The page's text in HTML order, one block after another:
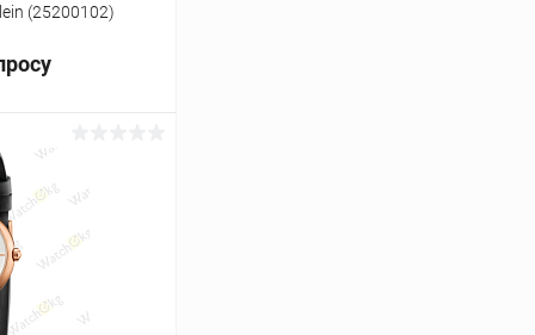
(25200102)
цену
Под заказ